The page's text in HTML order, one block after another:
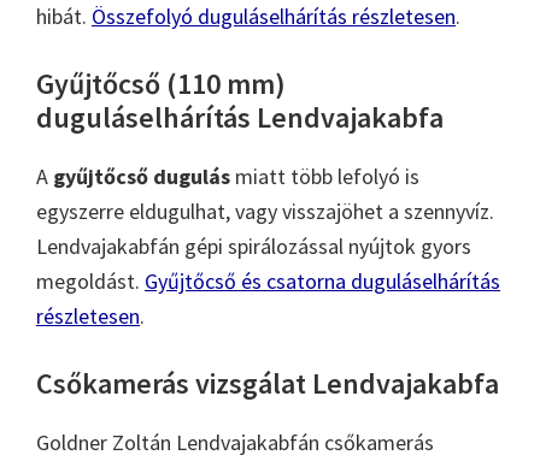
hibát. Összefolyó duguláselhárítás részletesen.
Gyűjtőcső (110 mm)
duguláselhárítás Lendvajakabfa
A gyűjtőcső dugulás miatt több lefolyó is
egyszerre eldugulhat, vagy visszajöhet a szennyvíz.
Lendvajakabfán gépi spirálozással nyújtok gyors
megoldást. Gyűjtőcső és csatorna duguláselhárítás
részletesen.
Csőkamerás vizsgálat Lendvajakabfa
Goldner Zoltán Lendvajakabfán csőkamerás